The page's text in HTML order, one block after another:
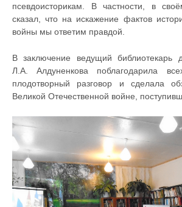
псевдоисторикам. В частности, в
сказал, что на искажение фактов
войны мы ответим правдой.
В заключение ведущий библиотекарь
Л.А. Алдуненкова поблагодарила
плодотворный разговор и сделала
Великой Отечественной войне,